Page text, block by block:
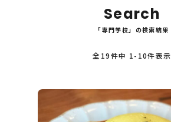
観光・お出かけ
ビューティー
Search
「専門学校」の検索結果
全19件中 1-10件表示